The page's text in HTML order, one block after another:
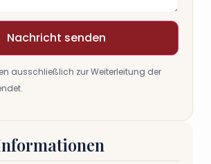
Nachricht senden
ausschließlich zur Weiterleitung der